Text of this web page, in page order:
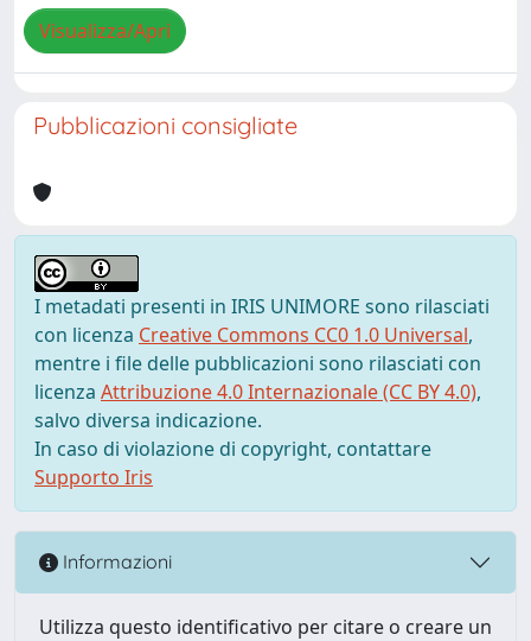
Visualizza/Apri
Pubblicazioni consigliate
I metadati presenti in IRIS UNIMORE sono rilasciati
con licenza Creative Commons CC0 1.0 Universal,
mentre i file delle pubblicazioni sono rilasciati con
licenza Attribuzione 4.0 Internazionale (CC BY 4.0),
salvo diversa indicazione.
In caso di violazione di copyright, contattare
Supporto Iris
Informazioni
Utilizza questo identificativo per citare o creare un